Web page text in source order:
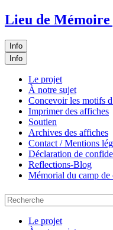
Lieu de Mémoire
Info
Info
Le projet
À notre sujet
Concevoir les motifs
Imprimer des affiches
Soutien
Archives des affiches
Contact / Mentions
Déclaration de
Reflections-Blog
Mémorial du camp de
Le projet